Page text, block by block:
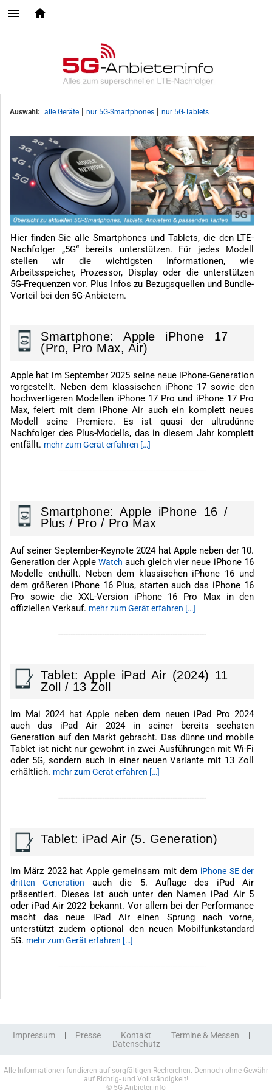
Auswahl: alle Geräte | nur 5G-Smartphones | nur 5G-Tablets
Hier finden Sie alle Smartphones und Tablets, die den LTE-
Nachfolger „5G“ bereits unterstützen. Für jedes Modell
stellen wir die wichtigsten Informationen, wie
Arbeitsspeicher, Prozessor, Display oder die unterstützen
5G-Frequenzen vor. Plus Infos zu Bezugsquellen und Bundle-
Vorteil bei den 5G-Anbietern.
Smartphone: Apple iPhone 17
(Pro, Pro Max, Air)
Apple hat im September 2025 seine neue iPhone-Generation
vorgestellt. Neben dem klassischen iPhone 17 sowie den
hochwertigeren Modellen iPhone 17 Pro und iPhone 17 Pro
Max, feiert mit dem iPhone Air auch ein komplett neues
Modell seine Premiere. Es ist quasi der ultradünne
Nachfolger des Plus-Modells, das in diesem Jahr komplett
entfällt. mehr zum Gerät erfahren […]
Smartphone: Apple iPhone 16 /
Plus / Pro / Pro Max
Auf seiner September-Keynote 2024 hat Apple neben der 10.
Generation der AppleWatch auch gleich vier neue iPhone 16
Modelle enthüllt. Neben dem klassischen iPhone 16 und
dem größeren iPhone 16 Plus, starten auch das iPhone 16
Pro sowie die XXL-Version iPhone 16 Pro Max in den
offiziellen Verkauf. mehr zum Gerät erfahren […]
Tablet: Apple iPad Air (2024) 11
Zoll / 13 Zoll
Im Mai 2024 hat Apple neben dem neuen iPad Pro 2024
auch das iPad Air 2024 in seiner bereits sechsten
Generation auf den Markt gebracht. Das dünne und mobile
Tablet ist nicht nur gewohnt in zwei Ausführungen mit Wi-Fi
oder 5G, sondern auch in einer neuen Variante mit 13 Zoll
erhältlich. mehr zum Gerät erfahren […]
Tablet: iPad Air (5. Generation)
Im März 2022 hat Apple gemeinsam mit dem iPhone SE der
dritten Generation
auch die 5. Auflage des iPad Air
präsentiert. Dieses ist auch unter den Namen iPad Air 5
oder iPad Air 2022 bekannt. Vor allem bei der Performance
macht das neue iPad Air einen Sprung nach vorne,
unterstützt zudem optional den neuen Mobilfunkstandard
5G. mehr zum Gerät erfahren […]
Impressum Presse Kontakt
Termine & Messen
Datenschutz
Alle Informationen fundieren auf sorgfältigen Recherchen. Dennoch ohne Gewähr
auf Richtig- und Vollständigkeit!
© 5G-Anbieter.info